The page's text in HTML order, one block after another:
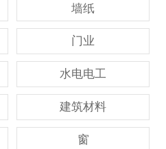
墙纸
门业
水电电工
建筑材料
窗